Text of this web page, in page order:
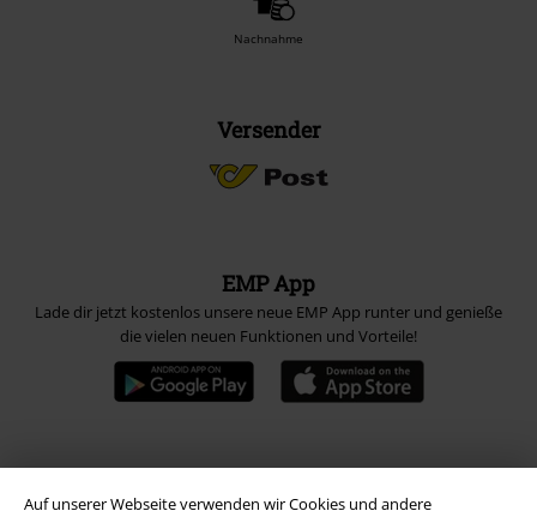
Auf unserer Webseite verwenden wir Cookies und andere
Nachnahme
Versender
EMP App
Lade dir jetzt kostenlos unsere neue EMP App runter und genieße
die vielen neuen Funktionen und Vorteile!